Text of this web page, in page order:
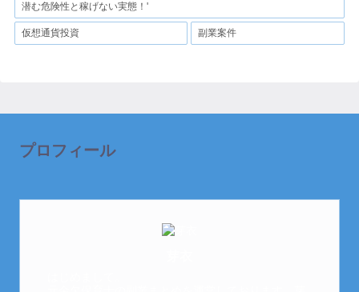
潜む危険性と稼げない実態！'
仮想通貨投資 副業案件
プロフィール